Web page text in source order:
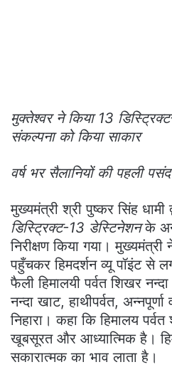
मुक्तेश्वर ने किया 13
संकल्पना को किया साकार
वर्ष भर सैलानियों की पहली
मुख्यमंत्री श्री पुष्कर सिंह धामी
डिस्ट्रिक्ट-13 डेस्टिनेशनके
निरीक्षण किया गया।
पहुँचकर हिमदर्शन व्यू पॉइंट से
फैली हिमालयी पर्वत शिखर
नन्दा खाट, हाथीपर्वत,
निहारा। कहा कि हिमालय
खूबसूरत और आध्यात्मिक है।
सकारात्मक का भाव लाता है।